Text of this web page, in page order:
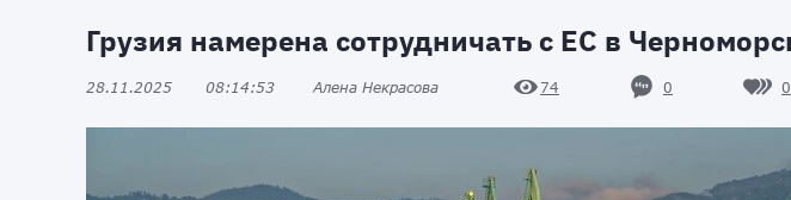
Грузия намерена сотрудничать с ЕС в
28.11.2025 08:14:53 Алена Некрасова 74 0 0